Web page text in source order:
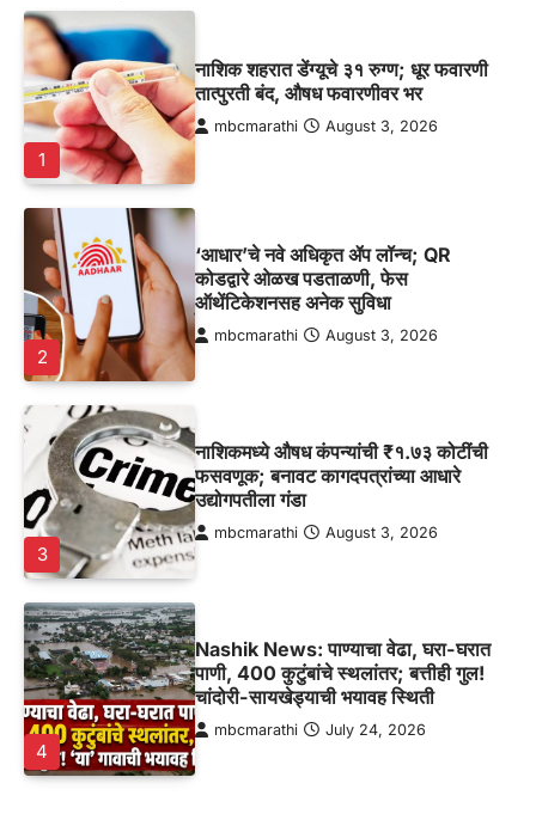
1
नाशिक शहरात डेंग्यूचे ३१ रुग्ण; धूर फवारणी
तात्पुरती बंद, औषध फवारणीवर भर
mbcmarathi August 3, 2026
2
‘आधार’चे नवे अधिकृत ॲप लॉन्च; QR
कोडद्वारे ओळख पडताळणी, फेस
ऑथेंटिकेशनसह अनेक सुविधा
mbcmarathi August 3, 2026
3
नाशिकमध्ये औषध कंपन्यांची ₹१.७३ कोटींची
फसवणूक; बनावट कागदपत्रांच्या आधारे
उद्योगपतीला गंडा
mbcmarathi August 3, 2026
4
Nashik News: पाण्याचा वेढा, घरा-घरात
पाणी, 400 कुटुंबांचे स्थलांतर; बत्तीही गुल!
चांदोरी-सायखेड्याची भयावह स्थिती
mbcmarathi July 24, 2026